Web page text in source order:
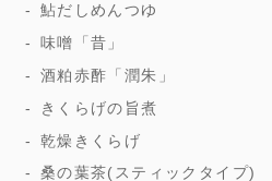
鮎だしめんつゆ
味噌「昔」
酒粕赤酢「潤朱」
きくらげの旨煮
乾燥きくらげ
桑の葉茶(スティックタイプ)